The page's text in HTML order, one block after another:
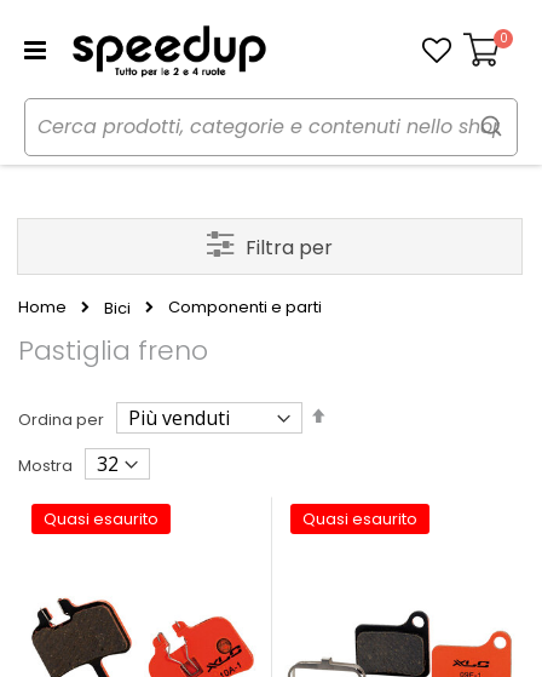
Carrello
0
Home Bici Componenti e parti
Pastiglia freno
Ordina per
Imposta
Mostra
Quasi esaurito Quasi esaurito
Filtra per